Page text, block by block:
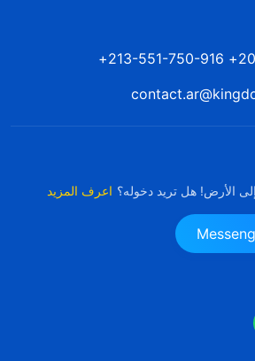
الأرض! هل تريد دخوله؟ اعرف المزيد